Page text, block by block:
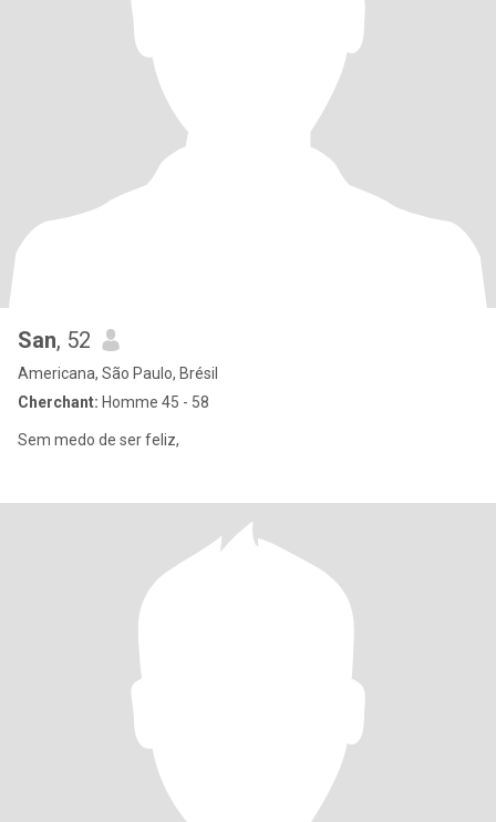
San, 52
Americana, São Paulo, Brésil
Cherchant: Homme 45 - 58
Sem medo de ser feliz,